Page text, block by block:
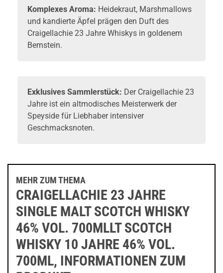
Komplexes Aroma: Heidekraut, Marshmallows
und kandierte Äpfel prägen den Duft des
Craigellachie 23 Jahre Whiskys in goldenem
Bernstein.
Exklusives Sammlerstück: Der Craigellachie 23
Jahre ist ein altmodisches Meisterwerk der
Speyside für Liebhaber intensiver
Geschmacksnoten.
MEHR ZUM THEMA
CRAIGELLACHIE 23 JAHRE
SINGLE MALT SCOTCH WHISKY
46% VOL. 700MLLT SCOTCH
WHISKY 10 JAHRE 46% VOL.
700ML, INFORMATIONEN ZUM